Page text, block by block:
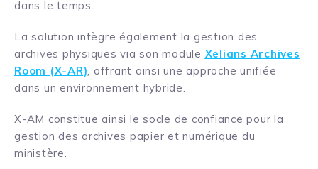
dans le temps.
La solution intègre également la gestion des
archives physiques via son module Xelians Archives
Room (X-AR), offrant ainsi une approche unifiée
dans un environnement hybride.
X-AM constitue ainsi le socle de confiance pour la
gestion des archives papier et numérique du
ministère.